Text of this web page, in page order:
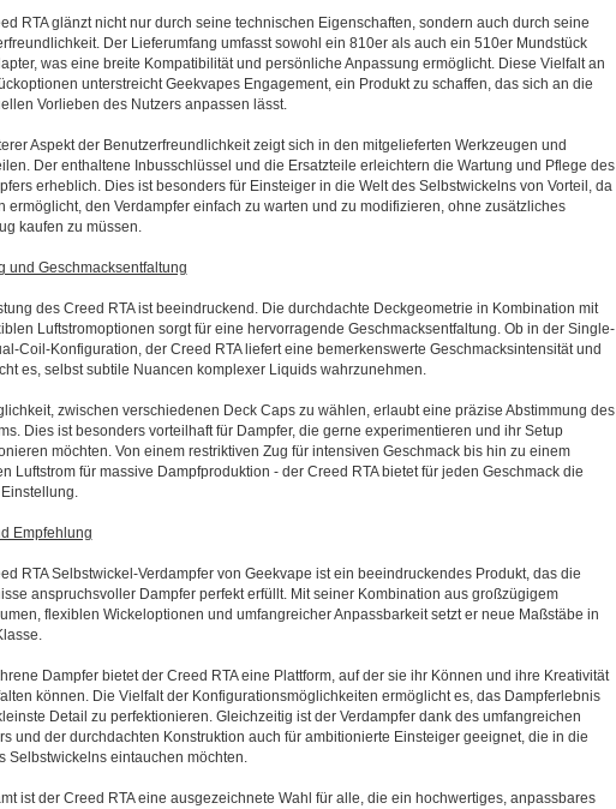
RTA glänzt nicht nur durch seine technischen Eigenschaften, sondern auch durch seine
Der Lieferumfang umfasst sowohl ein 810er als auch ein 510er Mundstück
was eine breite Kompatibilität und persönliche Anpassung ermöglicht. Diese Vielfalt an
unterstreicht Geekvapes Engagement, ein Produkt zu schaffen, das sich an die
Vorlieben des Nutzers anpassen lässt.
Aspekt der Benutzerfreundlichkeit zeigt sich in den mitgelieferten Werkzeugen und
Der enthaltene Inbusschlüssel und die Ersatzteile erleichtern die Wartung und Pflege des
erheblich. Dies ist besonders für Einsteiger in die Welt des Selbstwickelns von Vorteil, da
ermöglicht, den Verdampfer einfach zu warten und zu modifizieren, ohne zusätzliches
kaufen zu müssen.
und Geschmacksentfaltung
des Creed RTA ist beeindruckend. Die durchdachte Deckgeometrie in Kombination mit
Luftstromoptionen sorgt für eine hervorragende Geschmacksentfaltung. Ob in der Single-
Coil-Konfiguration, der Creed RTA liefert eine bemerkenswerte Geschmacksintensität und
es, selbst subtile Nuancen komplexer Liquids wahrzunehmen.
zwischen verschiedenen Deck Caps zu wählen, erlaubt eine präzise Abstimmung des
Dies ist besonders vorteilhaft für Dampfer, die gerne experimentieren und ihr Setup
möchten. Von einem restriktiven Zug für intensiven Geschmack bis hin zu einem
Luftstrom für massive Dampfproduktion - der Creed RTA bietet für jeden Geschmack die
Empfehlung
RTA Selbstwickel-Verdampfer von Geekvape ist ein beeindruckendes Produkt, das die
anspruchsvoller Dampfer perfekt erfüllt. Mit seiner Kombination aus großzügigem
flexiblen Wickeloptionen und umfangreicher Anpassbarkeit setzt er neue Maßstäbe in
Dampfer bietet der Creed RTA eine Plattform, auf der sie ihr Können und ihre Kreativität
können. Die Vielfalt der Konfigurationsmöglichkeiten ermöglicht es, das Dampferlebnis
Detail zu perfektionieren. Gleichzeitig ist der Verdampfer dank des umfangreichen
und der durchdachten Konstruktion auch für ambitionierte Einsteiger geeignet, die in die
Selbstwickelns eintauchen möchten.
ist der Creed RTA eine ausgezeichnete Wahl für alle, die ein hochwertiges, anpassbares